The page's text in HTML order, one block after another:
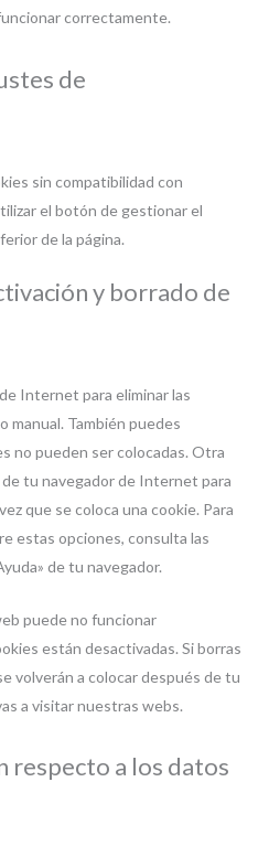
correctamente.
de
sin compatibilidad con
el botón de gestionar el
de la página.
y borrado de
Internet para eliminar las
manual. También puedes
no pueden ser colocadas. Otra
tu navegador de Internet para
que se coloca una cookie. Para
estas opciones, consulta las
de tu navegador.
puede no funcionar
están desactivadas. Si borras
volverán a colocar después de tu
a visitar nuestras webs.
respecto a los datos